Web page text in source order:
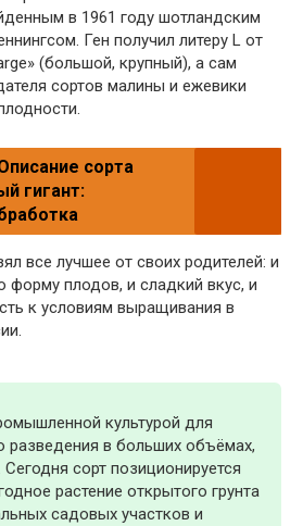
в 1961 году шотландским
Ген получил литеру L от
(большой, крупный), а сам
сортов малины и ежевики
сорта
гигант:
все лучшее от своих родителей: и
форму плодов, и сладкий вкус, и
к условиям выращивания в
культурой для
разведения в больших объёмах,
сорт позиционируется
растение открытого грунта
садовых участков и